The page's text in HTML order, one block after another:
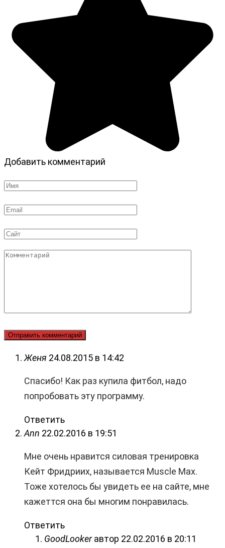
Добавить комментарий
Имя
Email
Сайт
Комментарий
Женя 24.08.2015 в 14:42
Спасибо! Как раз купила фитбол, надо
попробовать эту программу.
Ответить
Ann 22.02.2016 в 19:51
Мне очень нравится силовая тренировка
Кейт Фридриих, называется Muscle Max.
Тоже хотелось бы увидеть ее на сайте, мне
кажеттся она бы многим понравилась.
Ответить
GoodLooker автор 22.02.2016 в 20:11